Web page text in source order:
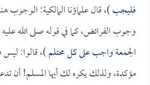
فليجب)، قال علماؤنا المالكية:
وجوب الفرائض، كما في قوله صلى الله
الجمعة واجب على كل محتلم)، قالوا: ليس
مؤكدة، ولذلك يكره لك أيها المسلم! أن